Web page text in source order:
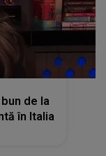
de la
în Italia